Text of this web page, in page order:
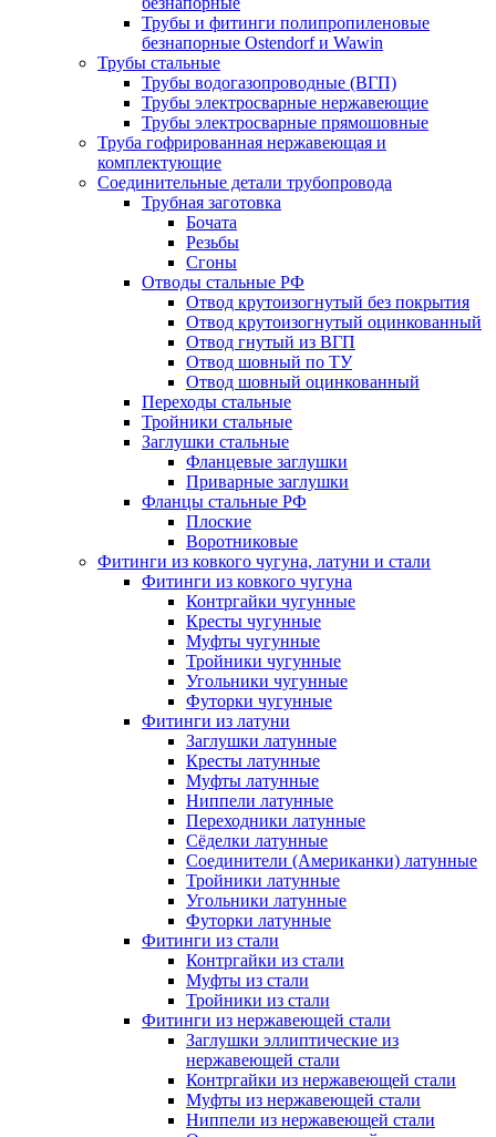
Трубы и фитинги полипропиленовые
безнапорные Ostendorf и Wawin
Трубы стальные
Трубы водогазопроводные (ВГП)
Трубы электросварные нержавеющие
Трубы электросварные прямошовные
Труба гофрированная нержавеющая и
комплектующие
Соединительные детали трубопровода
Трубная заготовка
Бочата
Резьбы
Сгоны
Отводы стальные РФ
Отвод крутоизогнутый без покрытия
Отвод крутоизогнутый оцинкованный
Отвод гнутый из ВГП
Отвод шовный по ТУ
Отвод шовный оцинкованный
Переходы стальные
Тройники стальные
Заглушки стальные
Фланцевые заглушки
Приварные заглушки
Фланцы стальные РФ
Плоские
Воротниковые
Фитинги из ковкого чугуна, латуни и стали
Фитинги из ковкого чугуна
Контргайки чугунные
Кресты чугунные
Муфты чугунные
Тройники чугунные
Угольники чугунные
Футорки чугунные
Фитинги из латуни
Заглушки латунные
Кресты латунные
Муфты латунные
Ниппели латунные
Переходники латунные
Сёделки латунные
Соединители (Американки) латунные
Тройники латунные
Угольники латунные
Футорки латунные
Фитинги из стали
Контргайки из стали
Муфты из стали
Тройники из стали
Фитинги из нержавеющей стали
Заглушки эллиптические из
нержавеющей стали
Контргайки из нержавеющей стали
Муфты из нержавеющей стали
Ниппели из нержавеющей стали